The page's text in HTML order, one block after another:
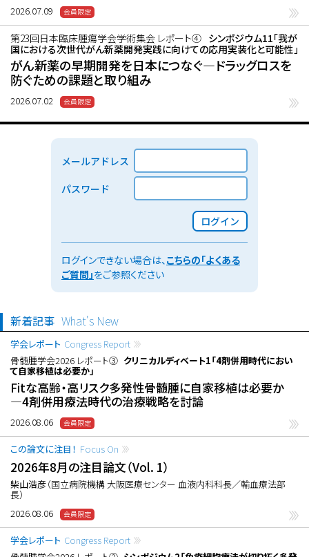
2026.07.09
第23回日本臨床腫瘍学会学術集会 レポート④ シンポジウム11「我が
国における次世代がん新薬開発実践に向けての応用実装化と可能性」
がん新薬の早期開発を日本につなぐ―ドラッグロスを
防ぐための課題と取り組み
2026.07.02
メールアドレス
パスワード
ログイン
ログインできない場合は、こちらの「よくある
ご質問」をご参照ください
新着記事 What's New
学会レポート Congress Report
骨髄腫学会2026 レポート③ クリニカルディベート1「4剤併用時代におい
て自家移植は必要か」
Fitな高齢・高リスク多発性骨髄腫に自家移植は必要か
―4剤併用療法時代の治療戦略を討論
2026.08.06
この論文に注目！ Focus On
2026年8月の注目論文（Vol. 1）
柴山浩彦（国立病院機構 大阪医療センター 血液内科科長／輸血療法部
長）
2026.08.06
学会レポート Congress Report